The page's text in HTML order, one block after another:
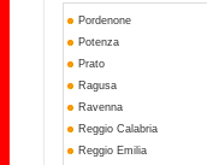
Pordenone
Potenza
Prato
Ragusa
Ravenna
Reggio Calabria
Reggio Emilia